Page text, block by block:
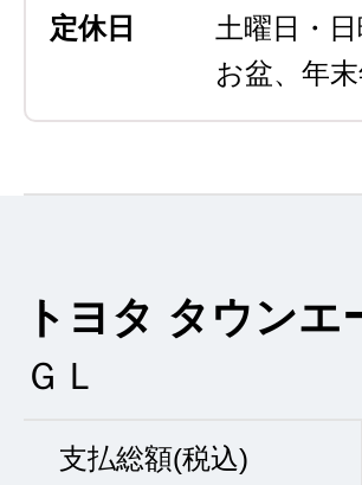
定休日 土曜日・
お盆、年
トヨタ タウン
ＧＬ
支払総額(税込)